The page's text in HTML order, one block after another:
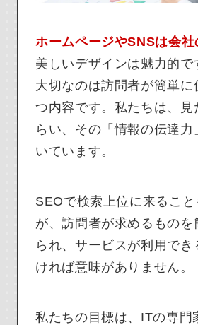
ホームページやSNSは会社
美しいデザインは魅力的で
大切なのは訪問者が簡単に
つ内容です。私たちは、見
らい、その「情報の伝達力
いています。
SEOで検索上位に来るこ
が、訪問者が求めるものを
られ、サービスが利用でき
ければ意味がありません。
私たちの目標は、ITの専門